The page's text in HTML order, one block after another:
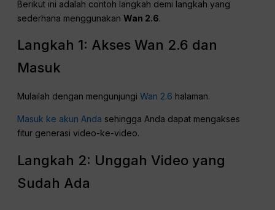
Berikut ini adalah contoh langkah demi langkah yang
sederhana menggunakanWan 2.6.
Langkah 1: Akses Wan 2.6 dan
Masuk
Mulailah dengan mengunjungiWan 2.6 halaman.
Masuk ke akun Anda sehingga Anda dapat mengakses
fitur generasi video-ke-video.
Langkah 2: Unggah Video yang
Sudah Ada